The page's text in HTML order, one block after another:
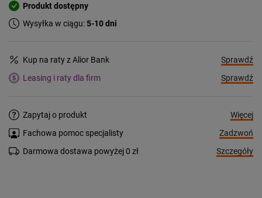
Produkt dostępny
Wysyłka w ciągu:5-10 dni
Kup na raty z Alior Bank
Sprawdź
Leasing i raty dla firm
Sprawdź
Zapytaj o produkt
Więcej
Fachowa pomoc specjalisty
Zadzwoń
Darmowa dostawa powyżej 0 zł
Szczegóły